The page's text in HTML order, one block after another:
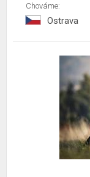
Chováme:
Ostrava